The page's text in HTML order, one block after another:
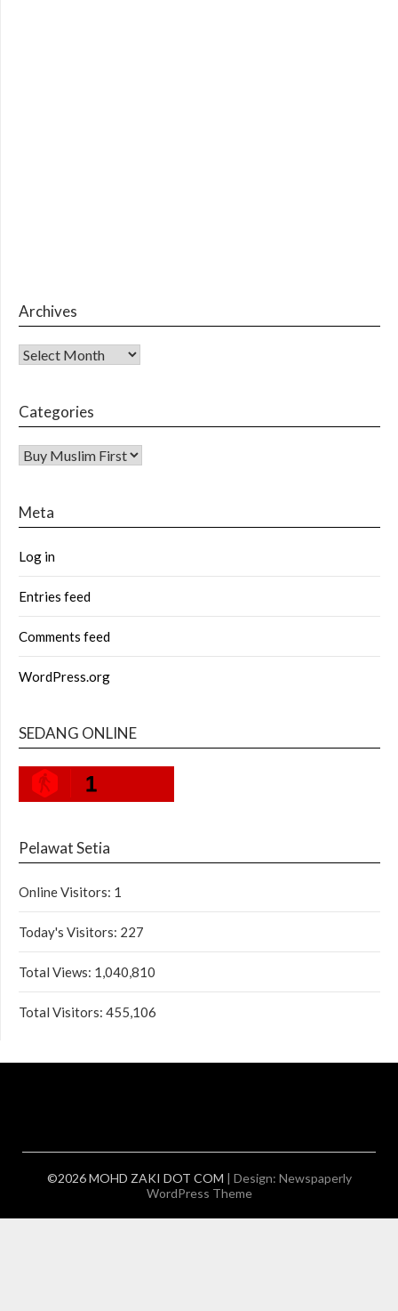
Archives
Archives
Categories
CATEGORIES
Meta
Log in
Entries feed
Comments feed
WordPress.org
SEDANG ONLINE
1
Pelawat Setia
Online Visitors: 1
Today's Visitors: 227
Total Views: 1,040,810
Total Visitors: 455,106
©2026 MOHD ZAKI DOT COM | Design: Newspaperly
WordPress Theme